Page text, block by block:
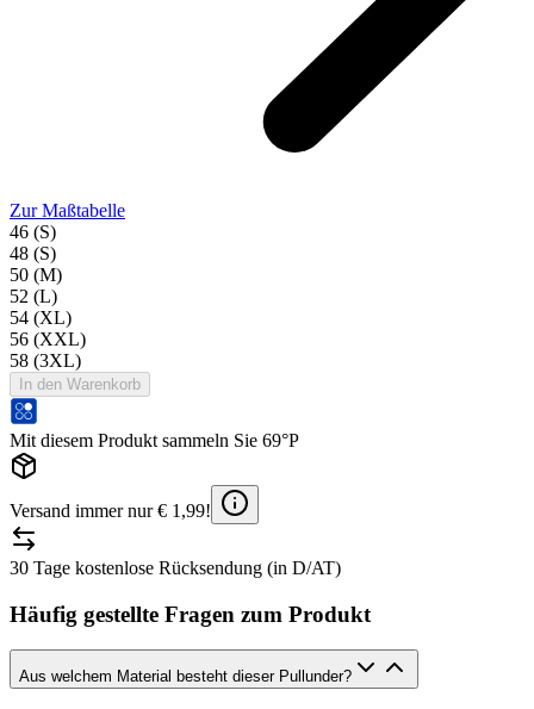
Zur Maßtabelle
46 (S)
48 (S)
50 (M)
52 (L)
54 (XL)
56 (XXL)
58 (3XL)
In den Warenkorb
Mit diesem Produkt sammeln Sie 69°P
Versand immer nur € 1,99!
30 Tage kostenlose Rücksendung (in D/AT)
Häufig gestellte Fragen zum Produkt
Aus welchem Material besteht dieser Pullunder?